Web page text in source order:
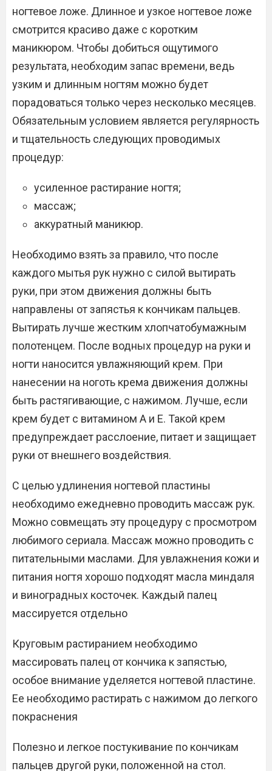
ногтевое ложе. Длинное и узкое ногтевое ложе
смотрится красиво даже с коротким
маникюром. Чтобы добиться ощутимого
результата, необходим запас времени, ведь
узким и длинным ногтям можно будет
порадоваться только через несколько месяцев.
Обязательным условием является регулярность
и тщательность следующих проводимых
процедур:
усиленное растирание ногтя;
массаж;
аккуратный маникюр.
Необходимо взять за правило, что после
каждого мытья рук нужно с силой вытирать
руки, при этом движения должны быть
направлены от запястья к кончикам пальцев.
Вытирать лучше жестким хлопчатобумажным
полотенцем. После водных процедур на руки и
ногти наносится увлажняющий крем. При
нанесении на ноготь крема движения должны
быть растягивающие, с нажимом. Лучше, если
крем будет с витамином А и Е. Такой крем
предупреждает расслоение, питает и защищает
руки от внешнего воздействия.
С целью удлинения ногтевой пластины
необходимо ежедневно проводить массаж рук.
Можно совмещать эту процедуру с просмотром
любимого сериала. Массаж можно проводить с
питательными маслами. Для увлажнения кожи и
питания ногтя хорошо подходят масла миндаля
и виноградных косточек. Каждый палец
массируется отдельно
Круговым растиранием необходимо
массировать палец от кончика к запястью,
особое внимание уделяется ногтевой пластине.
Ее необходимо растирать с нажимом до легкого
покраснения
Полезно и легкое постукивание по кончикам
пальцев другой руки, положенной на стол.